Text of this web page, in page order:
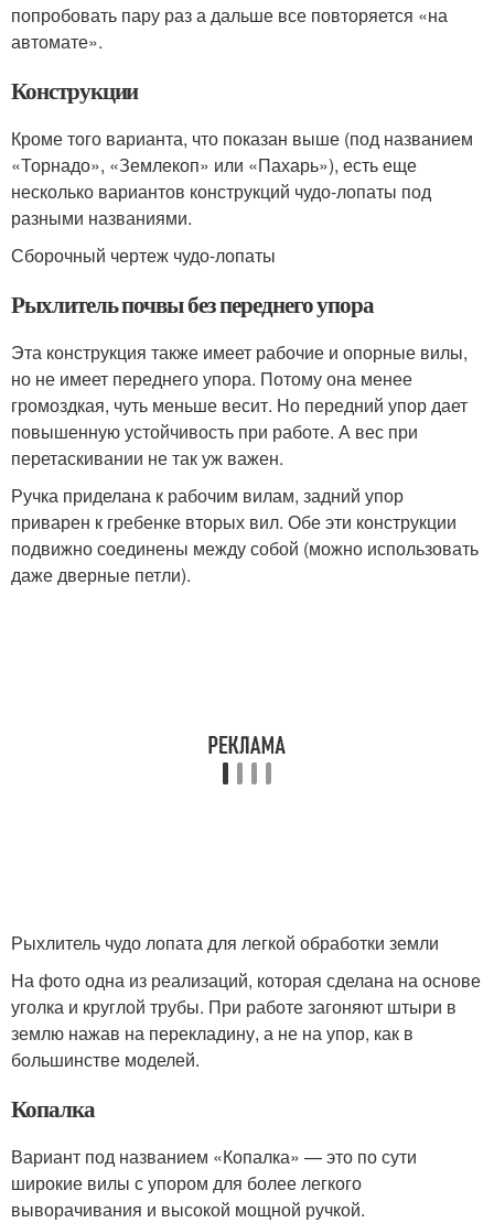
попробовать пару раз а дальше все повторяется «на
автомате».
Конструкции
Кроме того варианта, что показан выше (под названием
«Торнадо», «Землекоп» или «Пахарь»), есть еще
несколько вариантов конструкций чудо-лопаты под
разными названиями.
Сборочный чертеж чудо-лопаты
Рыхлитель почвы без переднего упора
Эта конструкция также имеет рабочие и опорные вилы,
но не имеет переднего упора. Потому она менее
громоздкая, чуть меньше весит. Но передний упор дает
повышенную устойчивость при работе. А вес при
перетаскивании не так уж важен.
Ручка приделана к рабочим вилам, задний упор
приварен к гребенке вторых вил. Обе эти конструкции
подвижно соединены между собой (можно использовать
даже дверные петли).
Рыхлитель чудо лопата для легкой обработки земли
На фото одна из реализаций, которая сделана на основе
уголка и круглой трубы. При работе загоняют штыри в
землю нажав на перекладину, а не на упор, как в
большинстве моделей.
Копалка
Вариант под названием «Копалка» — это по сути
широкие вилы с упором для более легкого
выворачивания и высокой мощной ручкой.